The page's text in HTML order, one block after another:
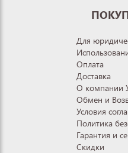
Для
Оплата
Доставка
О компании
Обмен и
Условия
Политика
Гарантия и
Скидки